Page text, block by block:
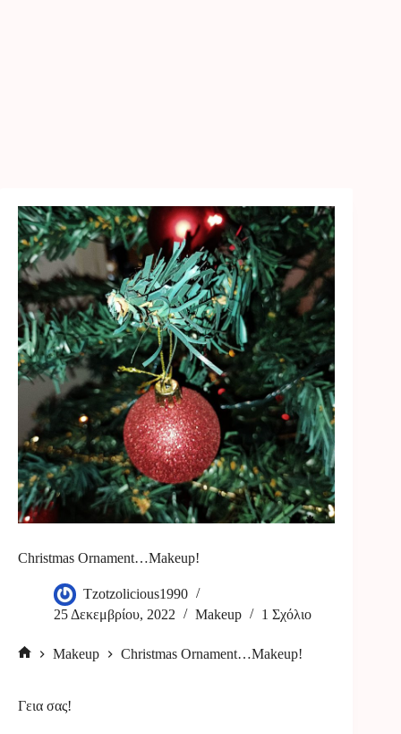
Christmas Ornament…Makeup!
Tzotzolicious1990
25 Δεκεμβρίου, 2022
Makeup 1 Σχόλιο
Makeup Christmas Ornament…Makeup!
Γεια σας!